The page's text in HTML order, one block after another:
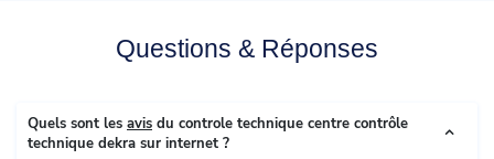
Questions & Réponses
Quels sont les avis du controle technique centre contrôle
technique dekra sur internet ?